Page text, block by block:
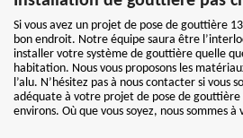
Si vous avez un projet de pose de gouttière
bon endroit. Notre équipe saura être
installer votre système de gouttière quelle
habitation. Nous vous proposons les
l’alu. N’hésitez pas à nous contacter si vous
adéquate à votre projet de pose de gouttière
environs. Où que vous soyez, nous sommes à